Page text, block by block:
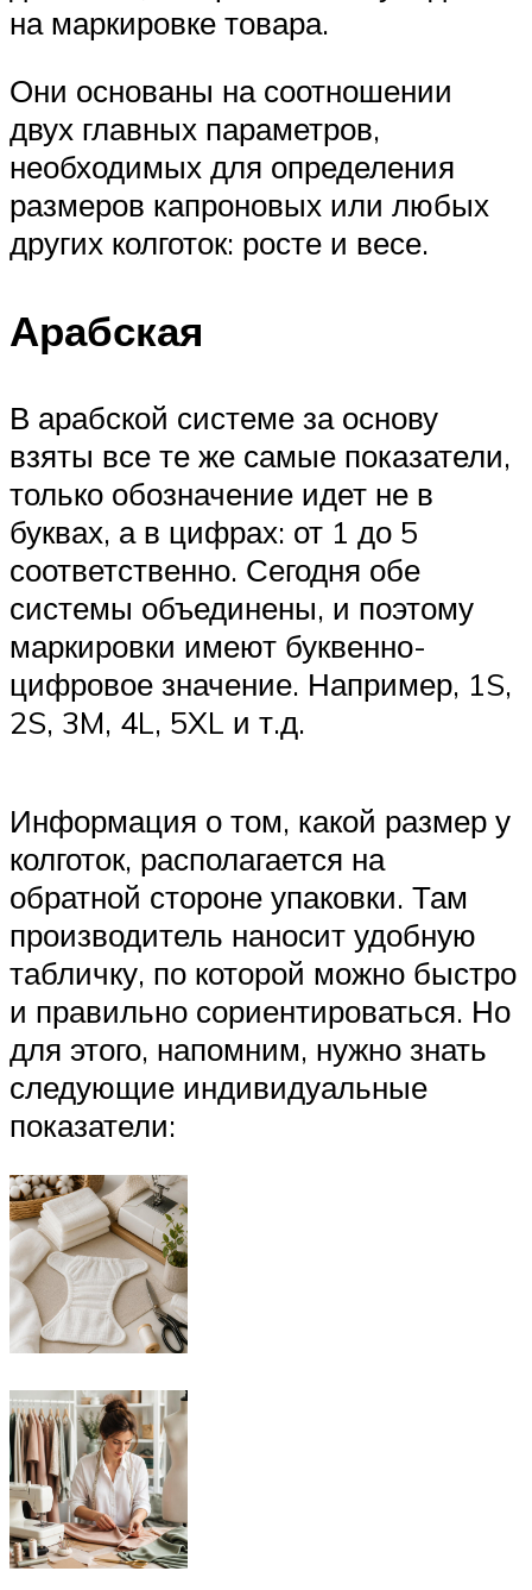
на маркировке товара.
Они основаны на соотношении
двух главных параметров,
необходимых для определения
размеров капроновых или любых
других колготок: росте и весе.
Арабская
В арабской системе за основу
взяты все те же самые показатели,
только обозначение идет не в
буквах, а в цифрах: от 1 до 5
соответственно. Сегодня обе
системы объединены, и поэтому
маркировки имеют буквенно-
цифровое значение. Например, 1S,
2S, 3M, 4L, 5XL и т.д.
Информация о том, какой размер у
колготок, располагается на
обратной стороне упаковки. Там
производитель наносит удобную
табличку, по которой можно быстро
и правильно сориентироваться. Но
для этого, напомним, нужно знать
следующие индивидуальные
показатели: